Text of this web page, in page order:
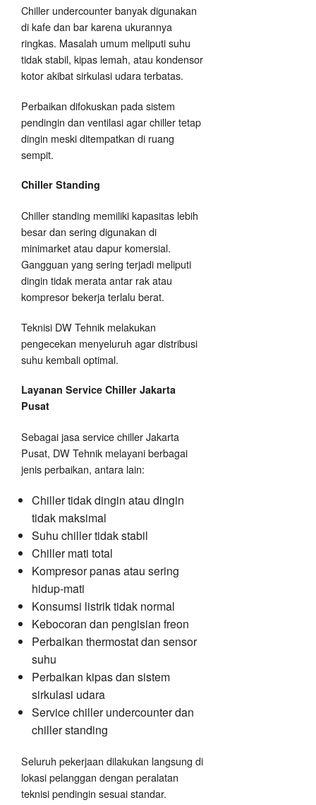
Chiller undercounter banyak digunakan
di kafe dan bar karena ukurannya
ringkas. Masalah umum meliputi suhu
tidak stabil, kipas lemah, atau kondensor
kotor akibat sirkulasi udara terbatas.
Perbaikan difokuskan pada sistem
pendingin dan ventilasi agar chiller tetap
dingin meski ditempatkan di ruang
sempit.
Chiller Standing
Chiller standing memiliki kapasitas lebih
besar dan sering digunakan di
minimarket atau dapur komersial.
Gangguan yang sering terjadi meliputi
dingin tidak merata antar rak atau
kompresor bekerja terlalu berat.
Teknisi DW Tehnik melakukan
pengecekan menyeluruh agar distribusi
suhu kembali optimal.
Layanan Service Chiller Jakarta
Pusat
Sebagai jasa service chiller Jakarta
Pusat, DW Tehnik melayani berbagai
jenis perbaikan, antara lain:
Chiller tidak dingin atau dingin
tidak maksimal
Suhu chiller tidak stabil
Chiller mati total
Kompresor panas atau sering
hidup-mati
Konsumsi listrik tidak normal
Kebocoran dan pengisian freon
Perbaikan thermostat dan sensor
suhu
Perbaikan kipas dan sistem
sirkulasi udara
Service chiller undercounter dan
chiller standing
Seluruh pekerjaan dilakukan langsung di
lokasi pelanggan dengan peralatan
teknisi pendingin sesuai standar.